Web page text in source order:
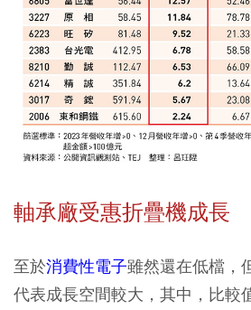
軸承廠受惠折疊機成長
至於消費性電子雖然還在低檔，
代表成長空間較大，其中，比較